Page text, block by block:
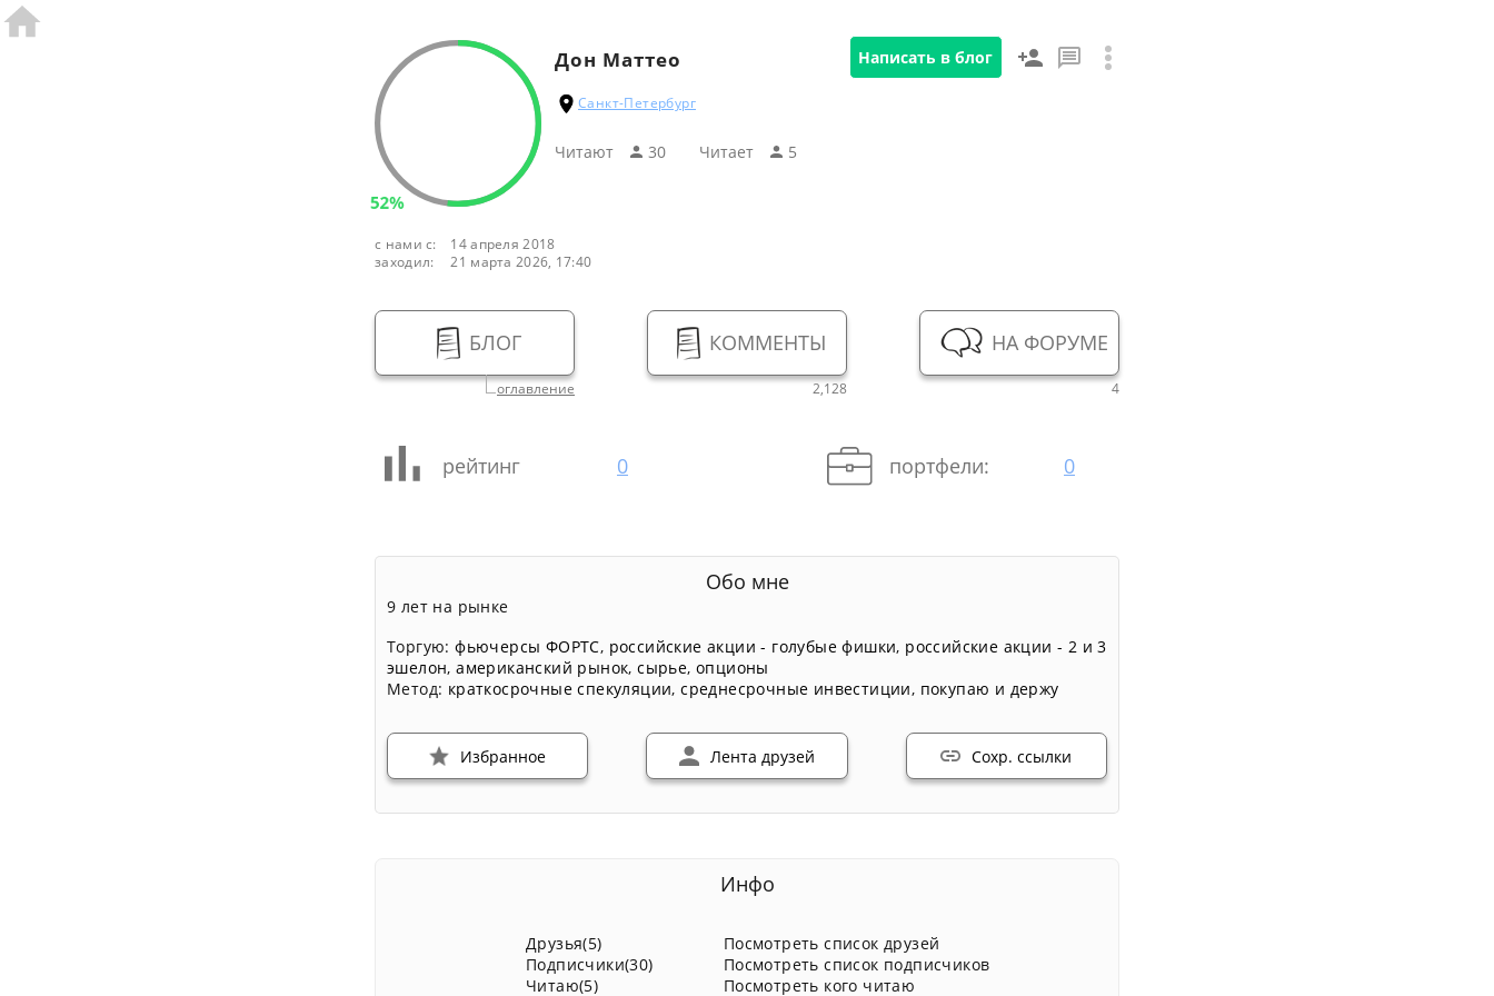
52%
Дон Маттео
Санкт-Петербург
Читают 30 Читаeт 5
Написать в блог
с нами с:
14 апреля 2018
заходил:
21 марта 2026, 17:40
БЛОГ
оглавление
КОММЕНТЫ
2,128
НА ФОРУМЕ
4
рейтинг 0 портфели: 0
Обо мне
9 лет на рынке
Торгую:фьючерсы ФОРТС, российские акции - голубые фишки, российские акции - 2 и 3
эшелон,американский рынок,сырье,опционы
Метод: краткосрочные спекуляции,среднесрочные инвестиции, покупаю и держу
Избранное Лента друзей Сохр. ссылки
Инфо
Друзья(5)
Подписчики(30)
Читаю(5)
Посмотреть список друзей
Посмотреть список подписчиков
Посмотреть кого читаю